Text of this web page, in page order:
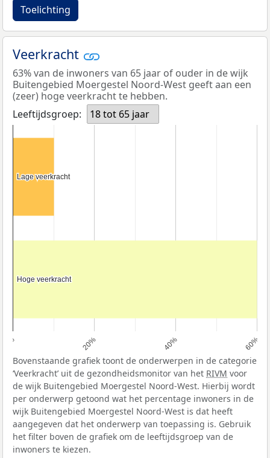
Toelichting
Veerkracht
63% van de inwoners van 65 jaar of ouder in de wijk
Buitengebied Moergestel Noord-West geeft aan een
(zeer) hoge veerkracht te hebben.
Leeftijdsgroep:
18 tot 65 jaar
0% 20% 40% 60%
Lage veerkracht
Lage veerkracht
Hoge veerkracht
Hoge veerkracht
Bovenstaande grafiek toont de onderwerpen in de categorie
‘Veerkracht’ uit de gezondheidsmonitor van het RIVM voor
de wijk Buitengebied Moergestel Noord-West. Hierbij wordt
per onderwerp getoond wat het percentage inwoners in de
wijk Buitengebied Moergestel Noord-West is dat heeft
aangegeven dat het onderwerp van toepassing is. Gebruik
het filter boven de grafiek om de leeftijdsgroep van de
inwoners te kiezen.